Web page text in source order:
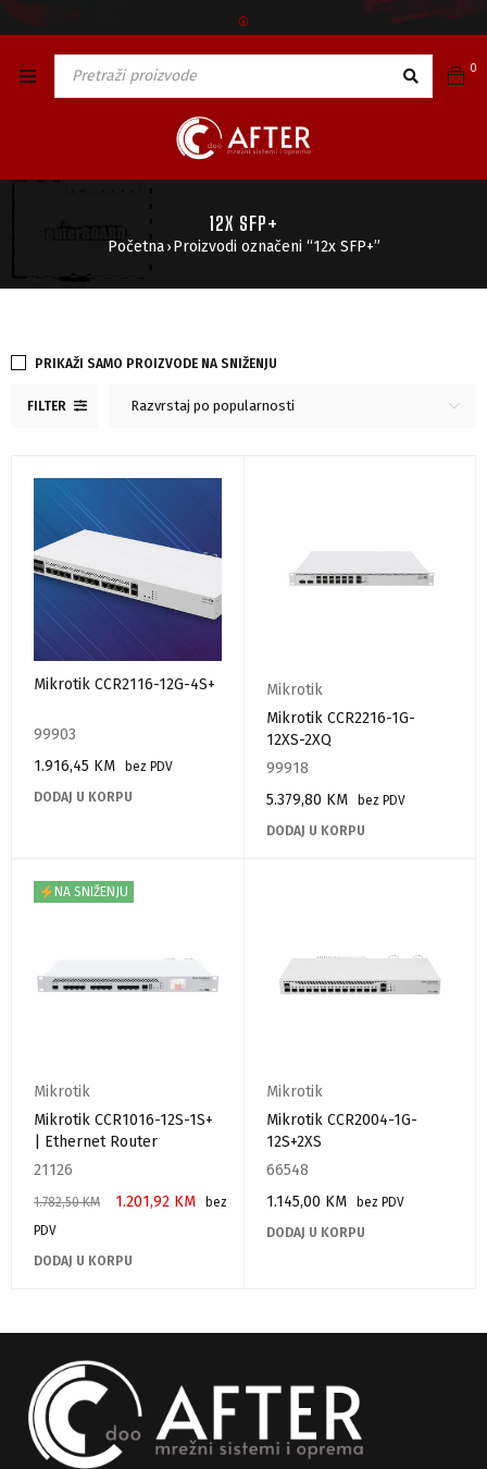
🅯
0
12X SFP+
Početna › Proizvodi označeni “12x SFP+”
FILTER Razvrstaj po popularnosti
PRIKAŽI SAMO PROIZVODE NA SNIŽENJU
Mikrotik CCR2116-12G-4S+
99903
1.916,45 KM
bez PDV
DODAJ U KORPU
Mikrotik
Mikrotik CCR2216-1G-
12XS-2XQ
99918
5.379,80 KM
bez PDV
DODAJ U KORPU
NA SNIŽENJU
Mikrotik
Mikrotik CCR1016-12S-1S+
| Ethernet Router
21126
1.782,50KM 1.201,92 KM
bez
PDV
DODAJ U KORPU
Mikrotik
Mikrotik CCR2004-1G-
12S+2XS
66548
1.145,00 KM
bez PDV
DODAJ U KORPU